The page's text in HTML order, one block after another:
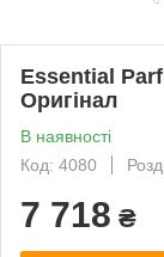
Essential
Оригінал
В наявності
Код: 4080
7 718 ₴